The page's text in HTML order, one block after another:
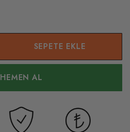
SEPETE EKLE
HEMEN AL